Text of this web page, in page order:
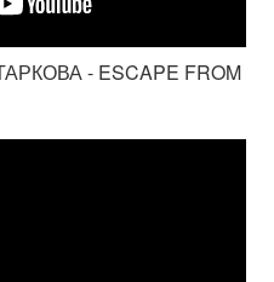
- ESCAPE FROM